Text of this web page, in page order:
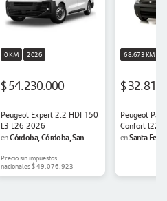
0 KM 2026
$ 54.230.000
Peugeot Expert 2.2 HDI 150
L3 L26 2026
enCórdoba, Córdoba, San
Precio sin impuestos
nacionales$ 49.076.923
68.673 KM
$
Peugeot
Confort l22
enSanta Fe,